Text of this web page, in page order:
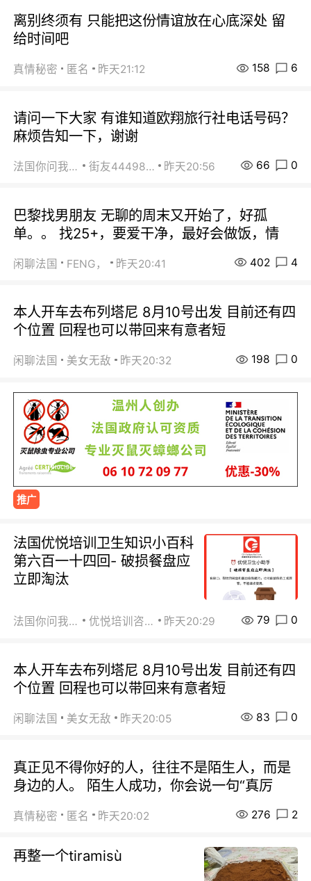
离别终须有 只能把这份情谊放在心底深处 留
给时间吧
真情秘密 匿名 昨天21:12 158 6
请问一下大家 有谁知道欧翔旅行社电话号码？
麻烦告知一下，谢谢
法国你问我答 街友44498484 昨天20:56 66 0
巴黎找男朋友 无聊的周末又开始了，好孤
单。。 找25+，要爱干净，最好会做饭，情
闲聊法国 FENG， 昨天20:41 402 4
本人开车去布列塔尼 8月10号出发 目前还有四
个位置 回程也可以带回来有意者短
闲聊法国 美女无敌 昨天20:32 198 0
推广
法国优悦培训卫生知识小百科
第六百一十四回- 破损餐盘应
立即淘汰
法国你问我答 优悦培训咨询 昨天20:29 79 0
本人开车去布列塔尼 8月10号出发 目前还有四
个位置 回程也可以带回来有意者短
闲聊法国 美女无敌 昨天20:05 83 0
真正见不得你好的人，往往不是陌生人，而是
身边的人。 陌生人成功，你会说一句“真厉
真情秘密 匿名 昨天20:02 276 2
再整一个tiramisù